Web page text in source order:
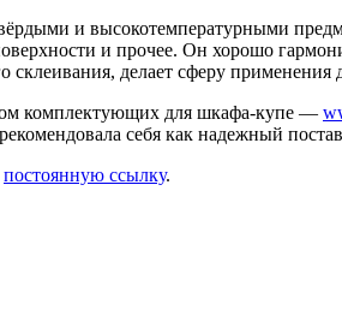
и высокотемпературными
и прочее. Он хорошо
делает сферу применения
комплектующих для шкафа-купе —
себя как надежный
постоянную ссылку.